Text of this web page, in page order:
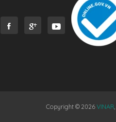
Copyright © 2026VINAR